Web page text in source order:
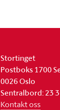
Stortinget
Postboks 1700
0026 Oslo
Sentralbord: 23
Kontakt oss